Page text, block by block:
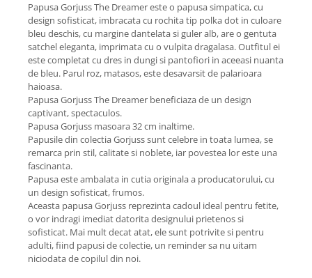
Papusa Gorjuss The Dreamer este o papusa simpatica, cu
design sofisticat, imbracata cu rochita tip polka dot in culoare
bleu deschis, cu margine dantelata si guler alb, are o gentuta
satchel eleganta, imprimata cu o vulpita dragalasa. Outfitul ei
este completat cu dres in dungi si pantofiori in aceeasi nuanta
de bleu. Parul roz, matasos, este desavarsit de palarioara
haioasa.
Papusa Gorjuss The Dreamer beneficiaza de un design
captivant, spectaculos.
Papusa Gorjuss masoara 32 cm inaltime.
Papusile din colectia Gorjuss sunt celebre in toata lumea, se
remarca prin stil, calitate si noblete, iar povestea lor este una
fascinanta.
Papusa este ambalata in cutia originala a producatorului, cu
un design sofisticat, frumos.
Aceasta papusa Gorjuss reprezinta cadoul ideal pentru fetite,
o vor indragi imediat datorita designului prietenos si
sofisticat. Mai mult decat atat, ele sunt potrivite si pentru
adulti, fiind papusi de colectie, un reminder sa nu uitam
niciodata de copilul din noi.